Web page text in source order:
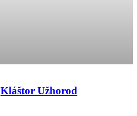
Kláštor Užhorod